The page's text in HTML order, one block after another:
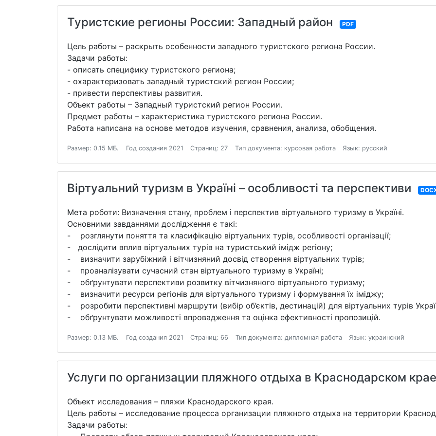
Туристские регионы России: Западный район PDF
Цель работы – раскрыть особенности западного туристского региона России.
Задачи работы:
- описать специфику туристского региона;
- охарактеризовать западный туристский регион России;
- привести перспективы развития.
Объект работы – Западный туристский регион России.
Предмет работы – характеристика туристского региона России.
Работа написана на основе методов изучения, сравнения, анализа, обобщения.
Размер: 0.15 МБ. Год создания 2021 Страниц: 27 Тип документа: курсовая работа Язык: русский
Віртуальний туризм в Україні – особливості та перспективи
Мета роботи: Визначення стану, проблем і перспектив віртуального туризму в Україні.
Основними завданнями дослідження є такі:
- розглянути поняття та класифікацію віртуальних турів, особливості організації;
- дослідити вплив віртуальних турів на туристський імідж регіону;
- визначити зарубіжний і вітчизняний досвід створення віртуальних турів;
- проаналізувати сучасний стан віртуального туризму в Україні;
- обґрунтувати перспективи розвитку вітчизняного віртуального туризму;
- визначити ресурси регіонів для віртуального туризму і формування їх іміджу;
- розробити перспективні маршрути (вибір об’єктів, дестинацій) для віртуальних турів
- обґрунтувати можливості впровадження та оцінка ефективності пропозицій.
Размер: 0.13 МБ. Год создания 2021 Страниц: 66 Тип документа: дипломная работа Язык: украинский
Услуги по организации пляжного отдыха в Краснодарском крае
Объект исследования – пляжи Краснодарского края.
Цель работы – исследование процесса организации пляжного отдыха на территории
Задачи работы: